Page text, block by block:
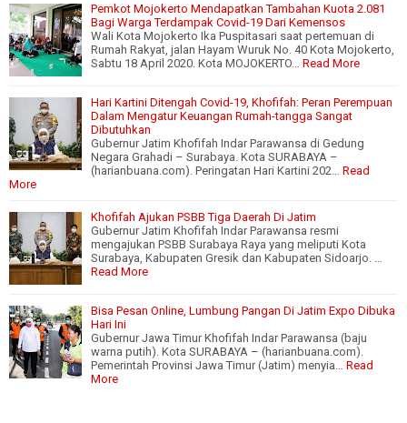
Pemkot Mojokerto Mendapatkan Tambahan Kuota 2.081
Bagi Warga Terdampak Covid-19 Dari Kemensos
Wali Kota Mojokerto Ika Puspitasari saat pertemuan di
Rumah Rakyat, jalan Hayam Wuruk No. 40 Kota Mojokerto,
Sabtu 18 April 2020. Kota MOJOKERTO…
Read More
Hari Kartini Ditengah Covid-19, Khofifah: Peran Perempuan
Dalam Mengatur Keuangan Rumah-tangga Sangat
Dibutuhkan
Gubernur Jatim Khofifah Indar Parawansa di Gedung
Negara Grahadi – Surabaya. Kota SURABAYA –
(harianbuana.com). Peringatan Hari Kartini 202…
Read
More
Khofifah Ajukan PSBB Tiga Daerah Di Jatim
Gubernur Jatim Khofifah Indar Parawansa resmi
mengajukan PSBB Surabaya Raya yang meliputi Kota
Surabaya, Kabupaten Gresik dan Kabupaten Sidoarjo. …
Read More
Bisa Pesan Online, Lumbung Pangan Di Jatim Expo Dibuka
Hari Ini
Gubernur Jawa Timur Khofifah Indar Parawansa (baju
warna putih). Kota SURABAYA – (harianbuana.com).
Pemerintah Provinsi Jawa Timur (Jatim) menyia…
Read
More